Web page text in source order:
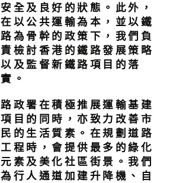
安全及良好的狀態。此外，
在以公共運輸為本，並以鐵
路為骨幹的政策下，我們負
責檢討香港的鐵路發展策略
以及監督新鐵路項目的落
實。
路政署在積極推展運輸基建
項目的同時，亦致力改善市
民的生活質素。在規劃道路
工程時，會提供最多的綠化
元素及美化社區街景。我們
為行人通道加建升降機、自